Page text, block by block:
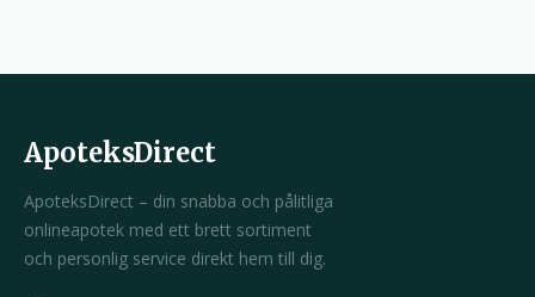
ApoteksDirect
ApoteksDirect – din snabba och pålitliga
onlineapotek med ett brett sortiment
och personlig service direkt hem till dig.